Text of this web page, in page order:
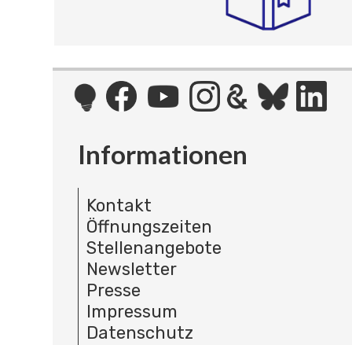
Informationen
Kontakt
Öffnungszeiten
Stellenangebote
Newsletter
Presse
Impressum
Datenschutz